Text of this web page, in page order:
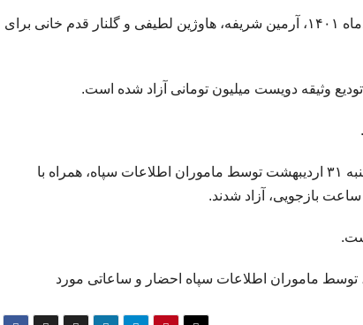
به گزارش خبرگزاری هرانا به نقل از کردپا، امروز چهارشنبه ۵ مردادماه ۱۴۰۱، آرمین شریفه، هاوژین لطیفی و گلنار قدم خانی برای
وثیقه دویست میلیون تومانی آزاد شده است.
آرمین شریفه فعال کارگری و همسرش هاوژین لطیفی، صبح روز شنبه ۳۱ اردیبهشت توسط ماموران اطلاعات سپاه، همراه با
بازجویی، آزاد شدند.
پس از تفتیش منزل، توسط ماموران اطلاعات سپاه احضار و ساعاتی مورد